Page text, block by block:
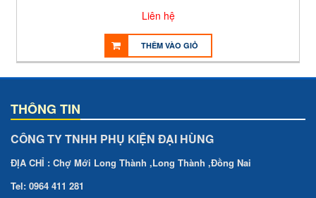
Liên hệ
THÊM VÀO GIỎ
THÔNG TIN
CÔNG TY TNHH PHỤ KIỆN ĐẠI HÙNG
ĐỊA CHỈ : Chợ Mới Long Thành ,Long Thành ,Đồng Nai
Tel: 0964 411 281